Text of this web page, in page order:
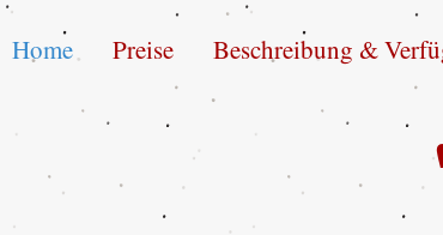
Home Preise Beschreibung &